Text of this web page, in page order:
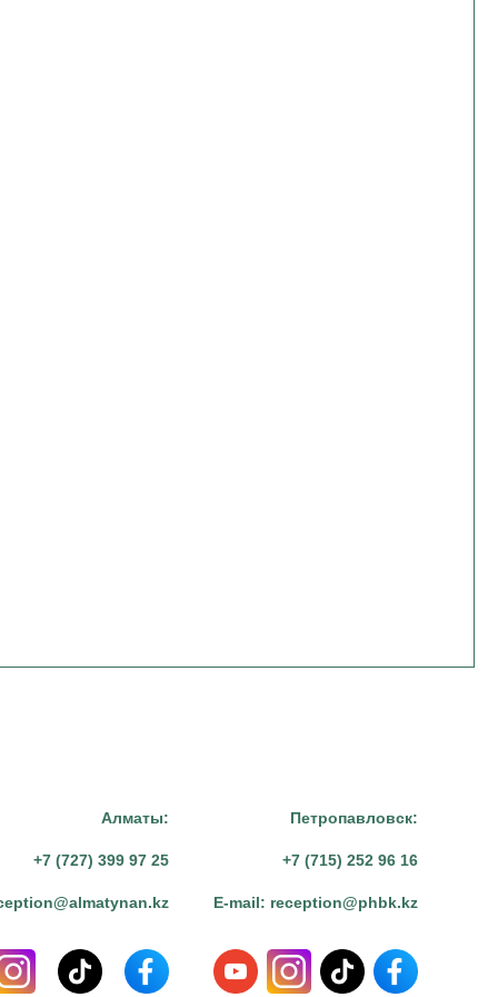
Алматы:
+7 (727) 399 97 25
Петропавловск:
+7 (715) 252 96 16
E-mail: reception@phbk.kz